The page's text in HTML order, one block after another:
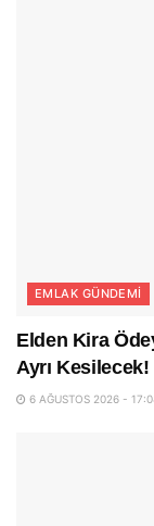
EMLAK GÜNDEMI
Elden Kira
Ayrı Kesilecek!
6 AĞUSTOS 2026 -